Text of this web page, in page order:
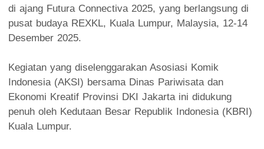
di ajang Futura Connectiva 2025, yang berlangsung di
pusat budaya REXKL, Kuala Lumpur, Malaysia, 12-14
Desember 2025.
Kegiatan yang diselenggarakan Asosiasi Komik
Indonesia (AKSI) bersama Dinas Pariwisata dan
Ekonomi Kreatif Provinsi DKI Jakarta ini didukung
penuh oleh Kedutaan Besar Republik Indonesia (KBRI)
Kuala Lumpur.